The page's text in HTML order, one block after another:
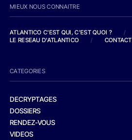
MIEUX NOUS CONNAITRE
ATLANTICO C'EST QUI, C'EST QUOI ?
/
LE RESEAU D'ATLANTICO
/ CONTACT
CATEGORIES
DECRYPTAGES
DOSSIERS
RENDEZ-VOUS
VIDEOS